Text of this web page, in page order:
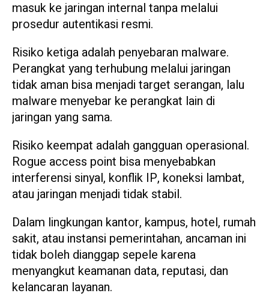
masuk ke jaringan internal tanpa melalui
prosedur autentikasi resmi.
Risiko ketiga adalah penyebaran malware.
Perangkat yang terhubung melalui jaringan
tidak aman bisa menjadi target serangan, lalu
malware menyebar ke perangkat lain di
jaringan yang sama.
Risiko keempat adalah gangguan operasional.
Rogue access point bisa menyebabkan
interferensi sinyal, konflik IP, koneksi lambat,
atau jaringan menjadi tidak stabil.
Dalam lingkungan kantor, kampus, hotel, rumah
sakit, atau instansi pemerintahan, ancaman ini
tidak boleh dianggap sepele karena
menyangkut keamanan data, reputasi, dan
kelancaran layanan.